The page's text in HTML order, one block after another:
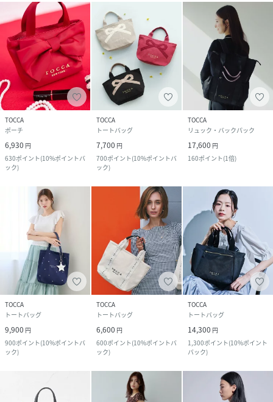
TOCCA
ポーチ
6,930 円
630ポイント(10%ポイントバ
ック)
TOCCA
トートバッグ
7,700 円
700ポイント(10%ポイントバ
ック)
TOCCA
リュック・バックパック
17,600 円
160ポイント(1倍)
TOCCA
トートバッグ
9,900 円
900ポイント(10%ポイントバ
ック)
TOCCA
トートバッグ
6,600 円
600ポイント(10%ポイントバ
ック)
TOCCA
トートバッグ
14,300 円
1,300ポイント(10%ポイント
バック)